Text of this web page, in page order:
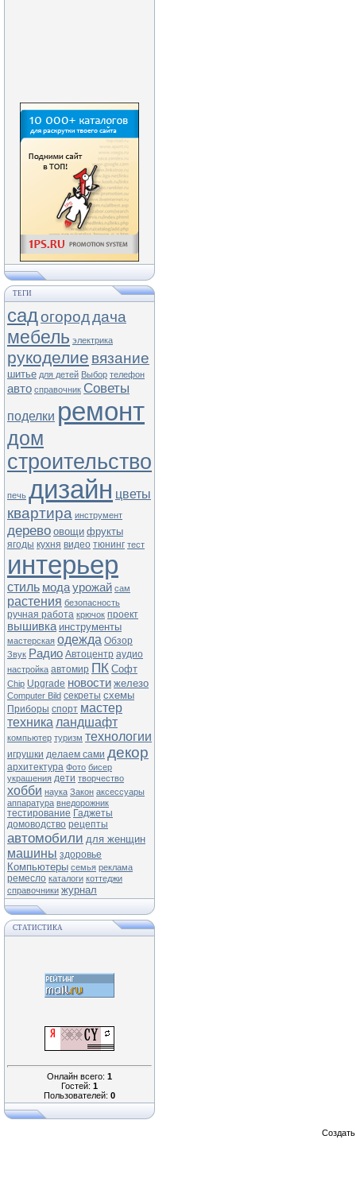
ТЕГИ
садогороддача
мебель электрика
рукоделие вязание
шитье для детей Выбор телефон
авто справочник Советы
поделки ремонт
дом
строительство
печь дизайн цветы
квартира инструмент
дерево овощи фрукты
ягоды кухня видео тюнинг тест
интерьер
стиль модаурожай сам
растения безопасность
ручная работа крючок проект
вышивка инструменты
мастерская одежда Обзор
Звук Радио Автоцентр аудио
настройка автомир ПК Софт
Chip Upgrade новости железо
Computer Bild секреты схемы
Приборы спорт мастер
техника ландшафт
компьютер туризм технологии
игрушки делаем сами декор
архитектура Фото бисер
украшения дети творчество
хобби наука Закон аксессуары
аппаратура внедорожник
тестирование Гаджеты
домоводство рецепты
автомобили для женщин
машины здоровье
Компьютеры семья реклама
ремесло каталоги коттеджи
справочники журнал
СТАТИСТИКА
Онлайн всего: 1
Гостей: 1
Пользователей: 0